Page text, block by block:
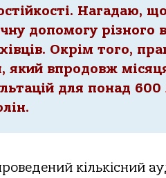
Нагадаю,
допомогу різного
Окрім того,
який впродовж
для понад
кількісний